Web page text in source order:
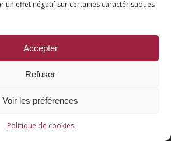
un effet négatif sur certaines caractéristiques
Accepter
Refuser
Voir les préférences
Politique de cookies
72110
légales | Politique de cookies UE